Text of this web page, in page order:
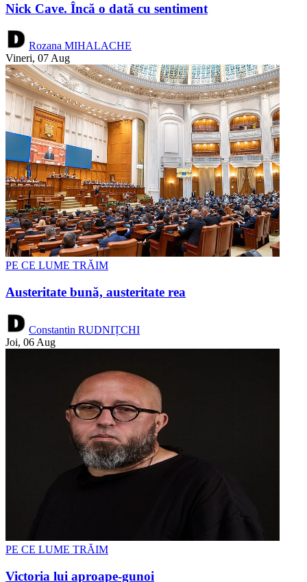
Nick Cave. Încă o dată cu sentiment
Rozana MIHALACHE
Vineri, 07 Aug
PE CE LUME TRĂIM
Austeritate bună, austeritate rea
Constantin RUDNIȚCHI
Joi, 06 Aug
PE CE LUME TRĂIM
Victoria lui aproape-gunoi